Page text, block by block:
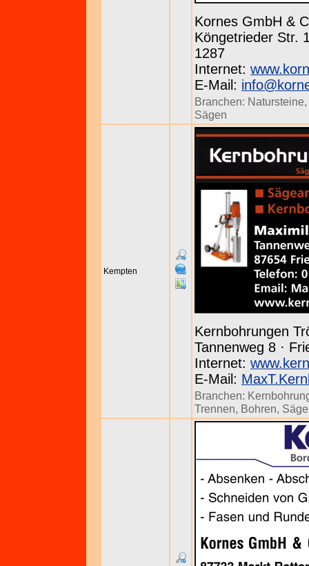
Kornes GmbH &
Köngetrieder Str.
1287
Internet:
E-Mail:
Branchen: Natursteine,
Sägen
Kempten
Kernbohrungen
Tannenweg 8 ·
Internet:
E-Mail:
Branchen:
Trennen, Bohren,